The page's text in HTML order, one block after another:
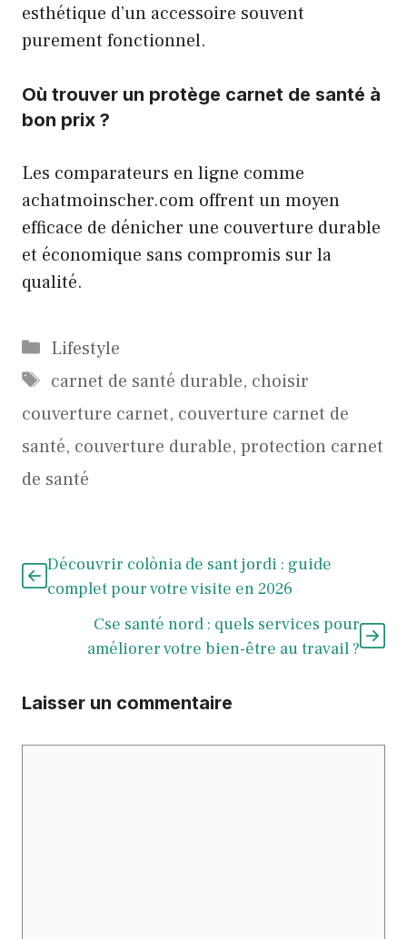
esthétique d’un accessoire souvent
purement fonctionnel.
Où trouver un protège carnet de santé à
bon prix ?
Les comparateurs en ligne comme
achatmoinscher.com offrent un moyen
efficace de dénicher une couverture durable
et économique sans compromis sur la
qualité.
Catégories
Lifestyle
Étiquettes
carnet de santé durable, choisir
couverture carnet, couverture carnet de
santé, couverture durable, protection carnet
de santé
Découvrir colònia de sant jordi : guide
complet pour votre visite en 2026
Cse santé nord : quels services pour
améliorer votre bien-être au travail ?
Laisser un commentaire